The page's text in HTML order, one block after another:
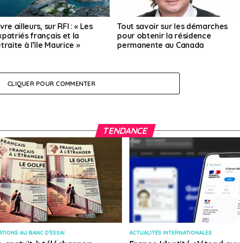
ailleurs, sur RFI : « Les
français et la
à l’île Maurice »
Tout savoir sur les démarches
pour obtenir la résidence
permanente au Canada
CLIQUER POUR COMMENTER
TENDANCE
AU BANC D'ESSAI ACTUALITÉS INTERNATIONALES